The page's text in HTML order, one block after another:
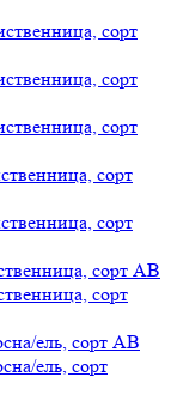
сорт
сорт
сорт
сорт
сорт
сорт АВ
сорт
ель, сорт АВ
ель, сорт